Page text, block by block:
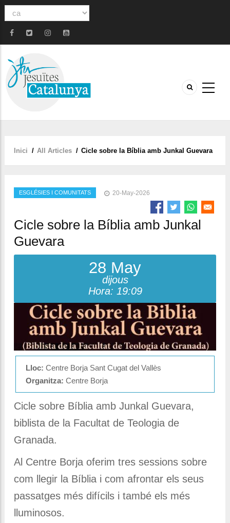
Select
language
Fil
Inici / All Articles / Cicle sobre la Bíblia amb Junkal Guevara
ESGLÉSIES I COMUNITATS 20-May-2026
Cicle sobre la Bíblia amb Junkal
Guevara
28 May
dijous
Hora: 19:09
Lloc: Centre Borja Sant Cugat del Vallès
Organitza: Centre Borja
Cicle sobre Bíblia amb Junkal Guevara,
biblista de la Facultat de Teologia de
Granada.
Al Centre Borja oferim tres sessions sobre
com llegir la Bíblia i com afrontar els seus
passatges més difícils i també els més
lluminosos.